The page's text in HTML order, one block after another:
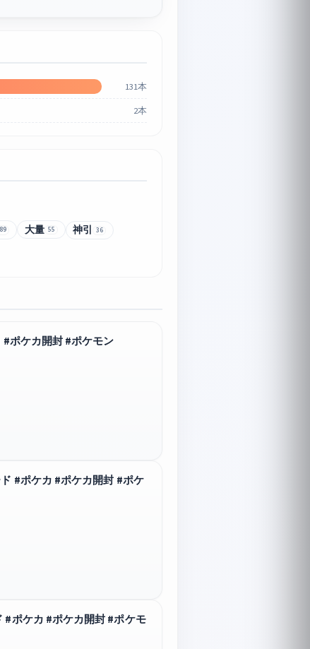
131本
2本
89 大量 55 神引 36
ポケカ開封 #ポケモン
#ポケカ #ポケカ開封 #ポケ
#ポケカ #ポケカ開封 #ポケモ